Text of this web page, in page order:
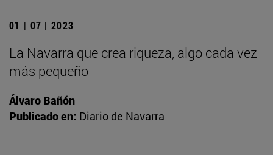
01 | 07 | 2023
La Navarra que crea riqueza, algo cada vez
más pequeño
Álvaro Bañón
Publicado en: Diario de Navarra